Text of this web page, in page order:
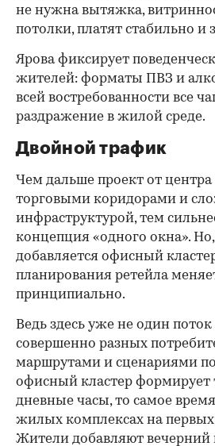
не нужна вытяжка,
потолки, платят стабильно и
Ярова фиксирует
жителей: форматы ПВЗ и
всей востребованности все
раздражение в жилой среде.
Двойной трафик
Чем дальше проект от центра
торговыми коридорами и
инфраструктурой, тем
концепция «одного окна».
добавляется офисный
планирования ретейла
принципиально.
Ведь здесь уже не один
совершенно разных
маршрутами и сценариями
офисный кластер формирует
дневные часы, то самое
жилых комплексах на
Жители добавляют вечерний